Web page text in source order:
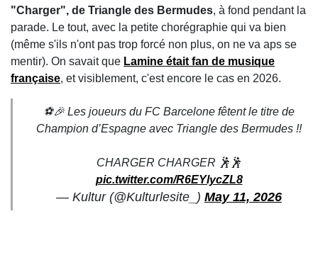
"Charger", de Triangle des Bermudes, à fond pendant la
parade. Le tout, avec la petite chorégraphie qui va bien
(même s'ils n'ont pas trop forcé non plus, on ne va aps se
mentir). On savait que Lamine était fan de musique
française, et visiblement, c'est encore le cas en 2026.
⚽️🎉 Les joueurs du FC Barcelone fêtent le titre de
Champion d’Espagne avec Triangle des Bermudes !!
CHARGER CHARGER 🕺🕺
pic.twitter.com/R6EYlycZL8
— Kultur (@Kulturlesite_) May 11, 2026